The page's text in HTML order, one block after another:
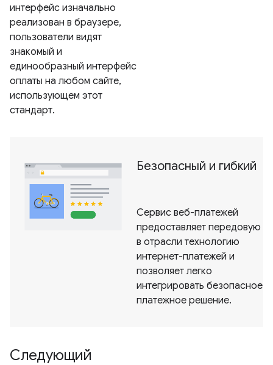
интерфейс изначально
реализован в браузере,
пользователи видят
знакомый и
единообразный интерфейс
оплаты на любом сайте,
использующем этот
стандарт.
Безопасный и гибкий
Сервис веб-платежей
предоставляет передовую
в отрасли технологию
интернет-платежей и
позволяет легко
интегрировать безопасное
платежное решение.
Следующий